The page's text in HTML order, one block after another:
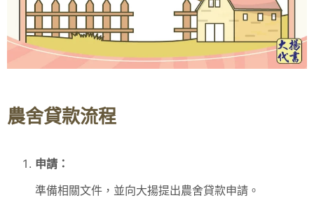
農舍貸款流程
申請：
準備相關文件，並向大揚提出農舍貸款申請。